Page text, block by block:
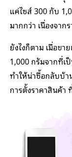
แค่ไซส์ 300 กับ
มากกว่า เนื่องจาก
ยังไงก็ตาม เมื่อขา
1,000 กรัมจากที่เ
ทำให้น่าซื้อกลับบ้า
การตั้งราคาสินค้า